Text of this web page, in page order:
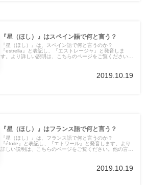
『星（ほし）』はスペイン語で何と言う？
『星（ほし）』は、スペイン語で何と言うのか？
『estrella』と表記し、『エストレージャ』と発音しま
す。より詳しい説明は、こちらのページをご覧ください。
2019.10.19
『星（ほし）』はフランス語で何と言う？
『星（ほし）』は、フランス語で何と言うのか？
『étoile』と表記し、『エトワール』と発音します。より
詳しい説明は、こちらのページをご覧ください。他の言語
2019.10.19